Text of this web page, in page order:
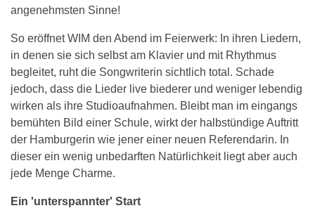
angenehmsten Sinne!
So eröffnet WIM den Abend im Feierwerk: In ihren Liedern,
in denen sie sich selbst am Klavier und mit Rhythmus
begleitet, ruht die Songwriterin sichtlich total. Schade
jedoch, dass die Lieder live biederer und weniger lebendig
wirken als ihre Studioaufnahmen. Bleibt man im eingangs
bemühten Bild einer Schule, wirkt der halbstündige Auftritt
der Hamburgerin wie jener einer neuen Referendarin. In
dieser ein wenig unbedarften Natürlichkeit liegt aber auch
jede Menge Charme.
Ein 'unterspannter' Start